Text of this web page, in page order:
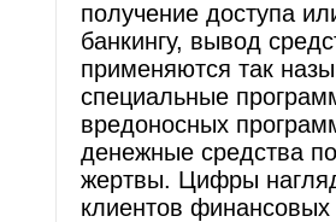
получение доступа
банкингу, вывод
применяются так
специальные
вредоносных
денежные средства
жертвы. Цифры
клиентов финансовых